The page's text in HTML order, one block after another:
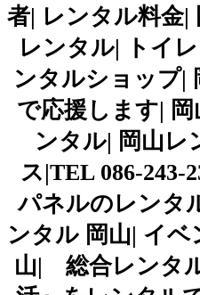
者| レンタル料金|
レンタル| トイ
ンタルショップ|
で応援します|
ンタル| 岡山レ
ス|TEL 086-
パネルのレンタ
ンタル 岡山| イ
山| 総合レンタ